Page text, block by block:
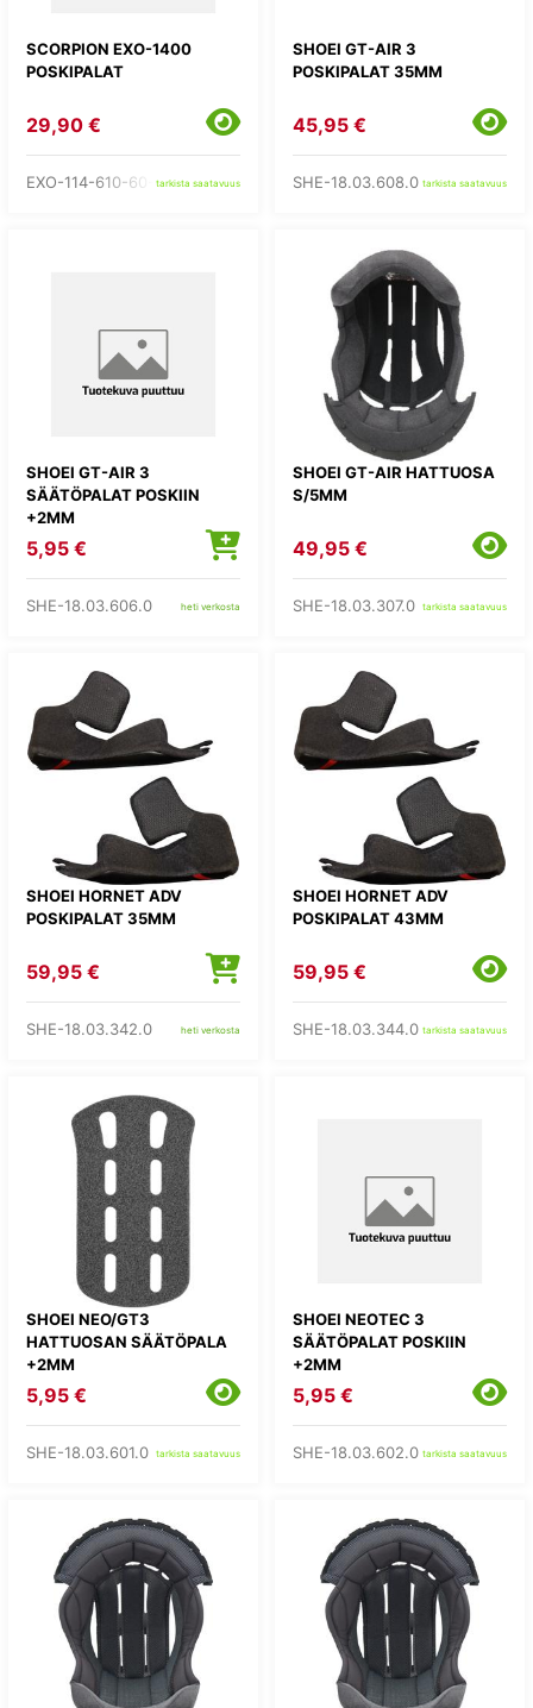
SCORPION EXO-1400
POSKIPALAT
29,90 €
EXO-114-610-60- tarkista saatavuus
SHOEI GT-AIR 3
POSKIPALAT 35MM
45,95 €
SHE-18.03.608.0 tarkista saatavuus
SHOEI GT-AIR 3
SÄÄTÖPALAT POSKIIN
+2MM
5,95 €
SHE-18.03.606.0 heti verkosta
SHOEI GT-AIR HATTUOSA
S/5MM
49,95 €
SHE-18.03.307.0 tarkista saatavuus
SHOEI HORNET ADV
POSKIPALAT 35MM
59,95 €
SHE-18.03.342.0 heti verkosta
SHOEI HORNET ADV
POSKIPALAT 43MM
59,95 €
SHE-18.03.344.0 tarkista saatavuus
SHOEI NEO/GT3
HATTUOSAN SÄÄTÖPALA
+2MM
5,95 €
SHE-18.03.601.0 tarkista saatavuus
SHOEI NEOTEC 3
SÄÄTÖPALAT POSKIIN
+2MM
5,95 €
SHE-18.03.602.0 tarkista saatavuus